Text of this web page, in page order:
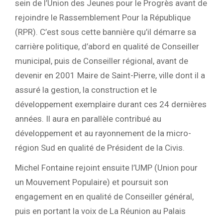
sein de l’Union des Jeunes pour le Progrès avant de
rejoindre le Rassemblement Pour la République
(RPR). C’est sous cette bannière qu’il démarre sa
carrière politique, d’abord en qualité de Conseiller
municipal, puis de Conseiller régional, avant de
devenir en 2001 Maire de Saint-Pierre, ville dont il a
assuré la gestion, la construction et le
développement exemplaire durant ces 24 dernières
années. Il aura en parallèle contribué au
développement et au rayonnement de la micro-
région Sud en qualité de Président de la Civis.
Michel Fontaine rejoint ensuite l’UMP (Union pour
un Mouvement Populaire) et poursuit son
engagement en en qualité de Conseiller général,
puis en portant la voix de La Réunion au Palais